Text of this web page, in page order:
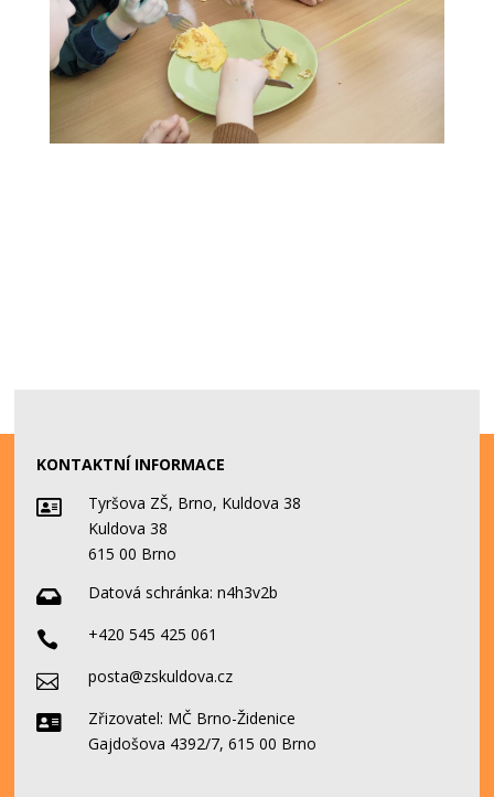
KONTAKTNÍ INFORMACE

Tyršova ZŠ, Brno, Kuldova 38
Kuldova 38
615 00 Brno
 Datová schránka:n4h3v2b
 +420 545 425 061
 posta@zskuldova.cz

Zřizovatel: MČ Brno-Židenice
Gajdošova 4392/7, 615 00 Brno